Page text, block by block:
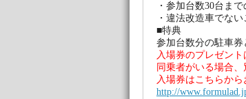
・参加台数30台ま
・違法改造車でない
■特典
参加台数分の駐車
入場券のプレゼント
同乗者がいる場合
入場券はこちらから
http://